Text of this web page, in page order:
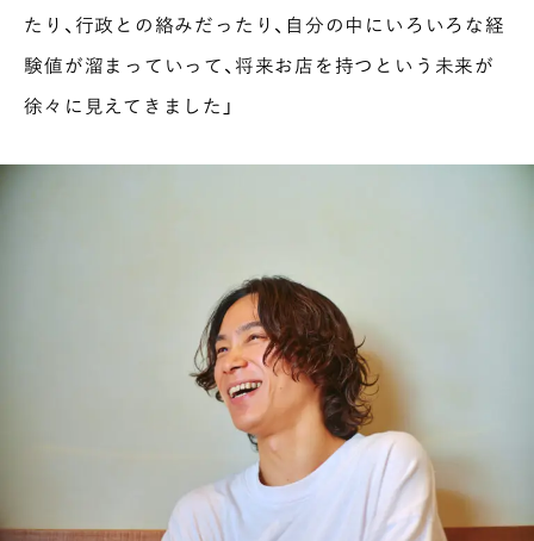
たり、行政との絡みだったり、自分の中にいろいろな経
験値が溜まっていって、将来お店を持つという未来が
徐々に見えてきました」